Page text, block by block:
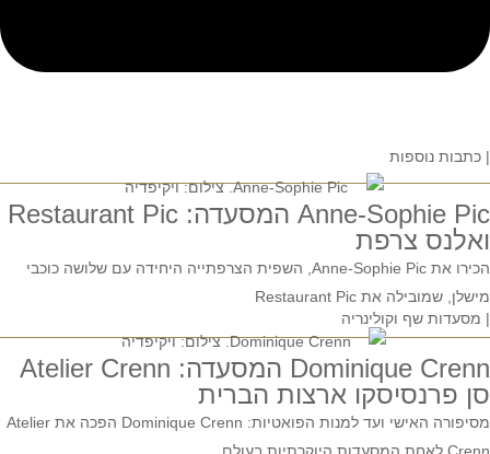
| כתבות נוספות
Anne-Sophie Pic המסעדה: Restaurant Pic
ואלנס צרפת
הכירו את Anne-Sophie Pic, השפית הצרפתייה היחידה עם שלושה כוכבי
מישלן, שמובילה את Restaurant Pic
| מסעדות שף וקולינריה
Dominique Crenn המסעדה: Atelier Crenn
סן פרנסיסקו ארצות הברית
מסיפורה האישי ועד למנות הפואטיות: Dominique Crenn הפכה את Atelier